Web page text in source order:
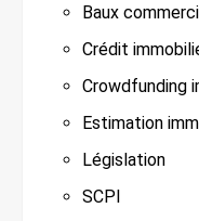
Baux
Crédit
Crowdfunding
Estimation
Législation
SCPI